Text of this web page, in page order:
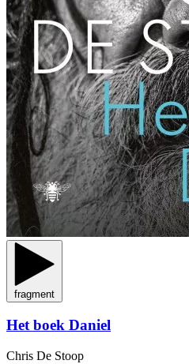
fragment
Het boek Daniel
Chris De Stoop